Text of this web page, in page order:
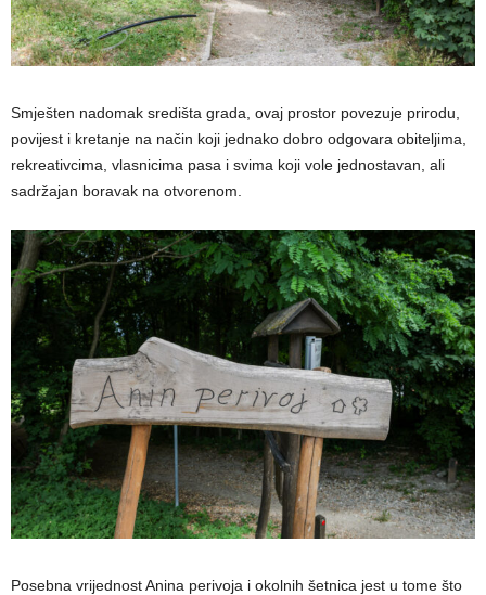
Smješten nadomak središta grada, ovaj prostor povezuje prirodu,
povijest i kretanje na način koji jednako dobro odgovara obiteljima,
rekreativcima, vlasnicima pasa i svima koji vole jednostavan, ali
sadržajan boravak na otvorenom.
Posebna vrijednost Anina perivoja i okolnih šetnica jest u tome što